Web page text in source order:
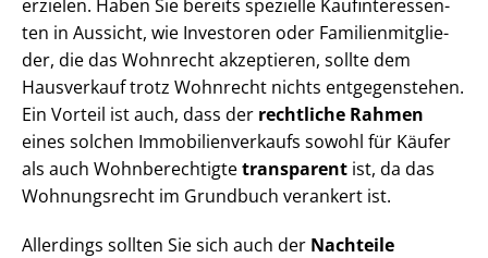
erzielen. Haben Sie bereits spezielle Kauf­in­ter­es­sen­
ten in Aussicht, wie Investoren oder Fa­mi­li­en­mit­glie­
der, die das Wohnrecht akzeptieren, sollte dem
Hausverkauf trotz Wohnrecht nichts entgegenstehen.
Ein Vorteil ist auch, dass der rechtliche Rahmen
eines solchen Im­mo­bi­li­en­ver­kaufs sowohl für Käufer
als auch Wohnberechtigtetransparent ist, da das
Wohnungsrecht im Grundbuch verankert ist.
Allerdings sollten Sie sich auch der Nachteile